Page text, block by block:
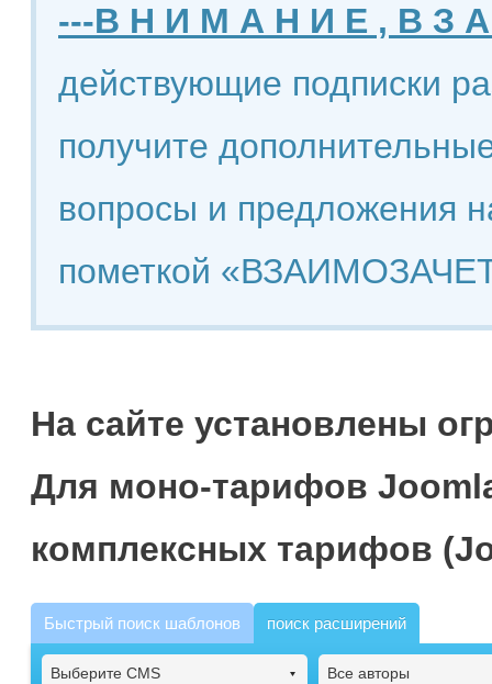
---В Н И М А Н И Е , В З
действующие подписки
получите
вопросы и предложения
пометкой
На сайте установлены
Для моно-тарифов
комплексных тарифов
Быстрый поиск шаблонов поиск расширений
Выберите CMS Все авторы